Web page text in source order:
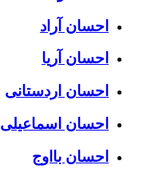
احسان آراد
احسان آریا
احسان اردستانی
احسان اسماعیلی
احسان بااوج